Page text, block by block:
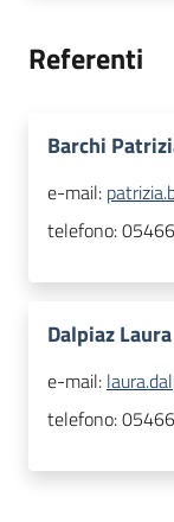
Referenti
Barchi
e-mail:
telefono:
Dalpiaz Laura
e-mail:
telefono: